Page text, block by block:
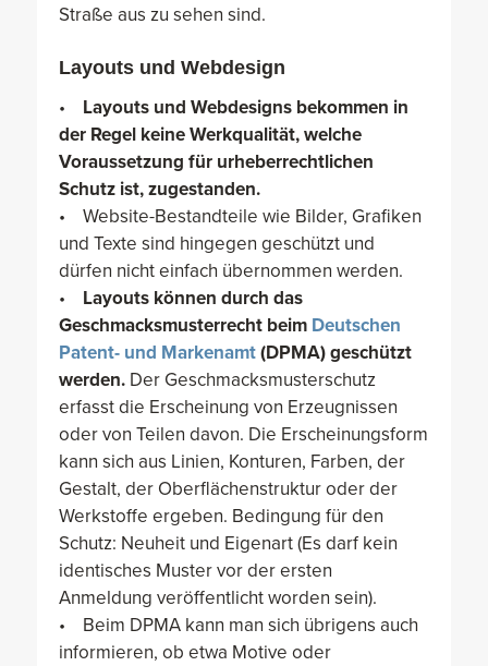
Straße aus zu sehen sind.
Layouts und Webdesign
• Layouts und Webdesigns bekommen in
der Regel keine Werkqualität, welche
Voraussetzung für urheberrechtlichen
Schutz ist, zugestanden.
• Website-Bestandteile wie Bilder, Grafiken
und Texte sind hingegen geschützt und
dürfen nicht einfach übernommen werden.
• Layouts können durch das
Geschmacksmusterrecht beim Deutschen
Patent- und Markenamt(DPMA) geschützt
werden. Der Geschmacksmusterschutz
erfasst die Erscheinung von Erzeugnissen
oder von Teilen davon. Die Erscheinungsform
kann sich aus Linien, Konturen, Farben, der
Gestalt, der Oberflächenstruktur oder der
Werkstoffe ergeben. Bedingung für den
Schutz: Neuheit und Eigenart (Es darf kein
identisches Muster vor der ersten
Anmeldung veröffentlicht worden sein).
• Beim DPMA kann man sich übrigens auch
informieren, ob etwa Motive oder